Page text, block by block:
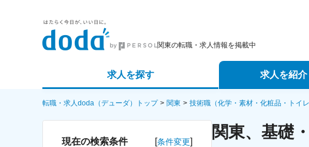
関東の転職・求人情報を掲載中
求人を探す
詳細条件から探す
求人を紹介
エージェントサービ
スカウトサービス
転職・求人doda（デューダ）トップ 関東 技術職（化学・素材・化粧品・トイレ
現在の検索条件 [条件変更]
関東、基礎